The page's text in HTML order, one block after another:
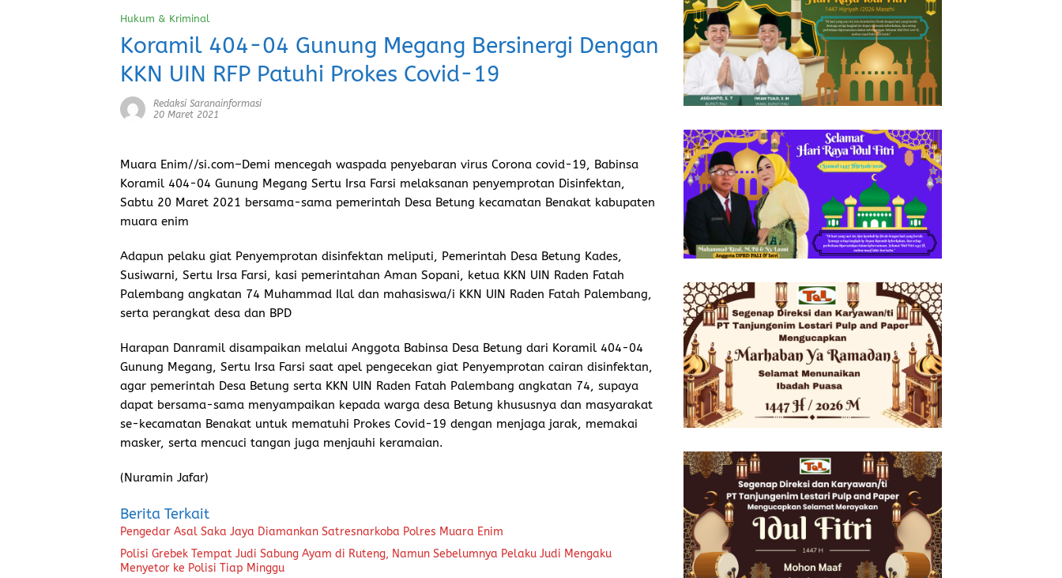
Hukum & Kriminal
Koramil 404-04 Gunung Megang Bersinergi Dengan
KKN UIN RFP Patuhi Prokes Covid-19
Redaksi Saranainformasi
20 Maret 2021
Muara Enim//si.com–Demi mencegah waspada penyebaran virus Corona covid-19, Babinsa
Koramil 404-04 Gunung Megang Sertu Irsa Farsi melaksanan penyemprotan Disinfektan,
Sabtu 20 Maret 2021 bersama-sama pemerintah Desa Betung kecamatan Benakat kabupaten
muara enim
Adapun pelaku giat Penyemprotan disinfektan meliputi, Pemerintah Desa Betung Kades,
Susiwarni, Sertu Irsa Farsi, kasi pemerintahan Aman Sopani, ketua KKN UIN Raden Fatah
Palembang angkatan 74 Muhammad Ilal dan mahasiswa/i KKN UIN Raden Fatah Palembang,
serta perangkat desa dan BPD
Harapan Danramil disampaikan melalui Anggota Babinsa Desa Betung dari Koramil 404-04
Gunung Megang, Sertu Irsa Farsi saat apel pengecekan giat Penyemprotan cairan disinfektan,
agar pemerintah Desa Betung serta KKN UIN Raden Fatah Palembang angkatan 74, supaya
dapat bersama-sama menyampaikan kepada warga desa Betung khususnya dan masyarakat
se-kecamatan Benakat untuk mematuhi Prokes Covid-19 dengan menjaga jarak, memakai
masker, serta mencuci tangan juga menjauhi keramaian.
(Nuramin Jafar)
Berita Terkait
Pengedar Asal Saka Jaya Diamankan Satresnarkoba Polres Muara Enim
Polisi Grebek Tempat Judi Sabung Ayam di Ruteng, Namun Sebelumnya Pelaku Judi Mengaku
Menyetor ke Polisi Tiap Minggu